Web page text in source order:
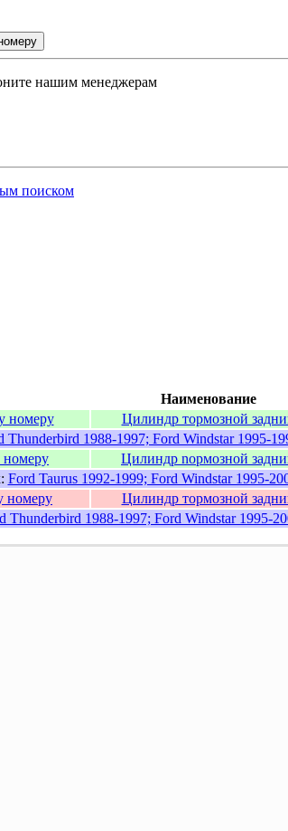
нашим менеджерам
поиском
Наименование
номеру Цилиндр тормозной
Thunderbird 1988-1997; Ford Windstar 1995-
номеру Цилиндр nормозной
Ford Taurus 1992-1999; Ford Windstar 1995-
номеру Цилиндр тормозной
Thunderbird 1988-1997; Ford Windstar